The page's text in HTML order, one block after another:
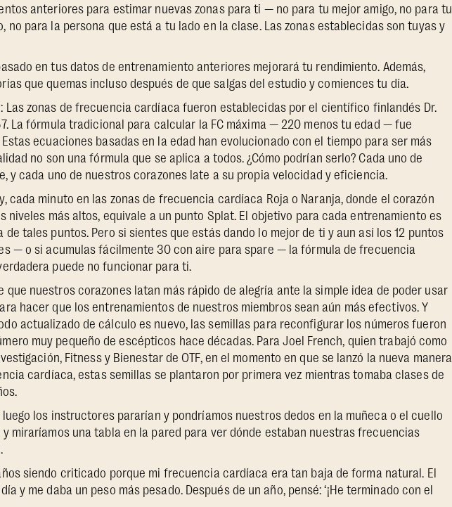
anteriores para estimar nuevas zonas para ti — no para tu mejor amigo, no para tu
no para la persona que está a tu lado en la clase. Las zonas establecidas son tuyas y
en tus datos de entrenamiento anteriores mejorará tu rendimiento. Además,
que quemas incluso después de que salgas del estudio y comiences tu día.
Las zonas de frecuencia cardíaca fueron establecidas por el científico finlandés Dr.
La fórmula tradicional para calcular la FC máxima — 220 menos tu edad — fue
ecuaciones basadas en la edad han evolucionado con el tiempo para ser más
no son una fórmula que se aplica a todos. ¿Cómo podrían serlo? Cada uno de
y cada uno de nuestros corazones late a su propia velocidad y eficiencia.
cada minuto en las zonas de frecuencia cardíaca Roja o Naranja, donde el corazón
niveles más altos, equivale a un punto Splat. El objetivo para cada entrenamiento es
de tales puntos. Pero si sientes que estás dando lo mejor de ti y aun así los 12 puntos
— o si acumulas fácilmente 30 con aire para spare — la fórmula de frecuencia
puede no funcionar para ti.
que nuestros corazones latan más rápido de alegría ante la simple idea de poder usar
hacer que los entrenamientos de nuestros miembros sean aún más efectivos. Y
actualizado de cálculo es nuevo, las semillas para reconfigurar los números fueron
muy pequeño de escépticos hace décadas. Para Joel French, quien trabajó como
Fitness y Bienestar de OTF, en el momento en que se lanzó la nueva manera
cardíaca, estas semillas se plantaron por primera vez mientras tomaba clases de
luego los instructores pararían y pondríamos nuestros dedos en la muñeca o el cuello
y miraríamos una tabla en la pared para ver dónde estaban nuestras frecuencias
siendo criticado porque mi frecuencia cardíaca era tan baja de forma natural. El
y me daba un peso más pesado. Después de un año, pensé: ‘¡He terminado con el